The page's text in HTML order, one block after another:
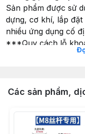
Sản phẩm được sử
dựng, cơ khí, lắp
nhiều ứng dụng cố
***Quy cách lỗ
- M10x70 : khoen
7 phân, võ áo tắc
6 phân , võ áo tắc
Các sản phẩm,